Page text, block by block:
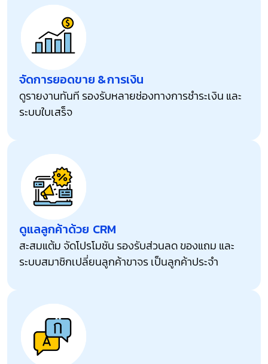
จัดการยอดขาย & การเงิน
ดูรายงานทันที รองรับหลายช่องทางการชำระเงิน และ
ระบบใบเสร็จ
ดูแลลูกค้าด้วย CRM
สะสมแต้ม จัดโปรโมชัน รองรับส่วนลด ของแถม และ
ระบบสมาชิกเปลี่ยนลูกค้าขาจร เป็นลูกค้าประจำ